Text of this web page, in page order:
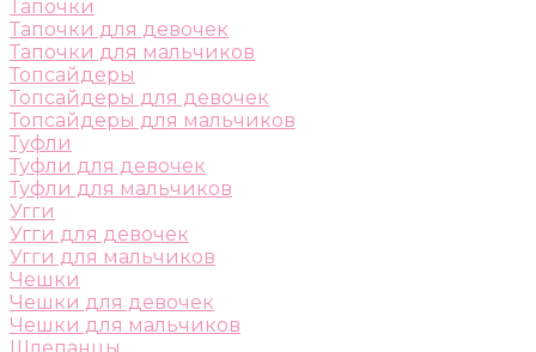
Тапочки
Тапочки для девочек
Тапочки для мальчиков
Топсайдеры
Топсайдеры для девочек
Топсайдеры для мальчиков
Туфли
Туфли для девочек
Туфли для мальчиков
Угги
Угги для девочек
Угги для мальчиков
Чешки
Чешки для девочек
Чешки для мальчиков